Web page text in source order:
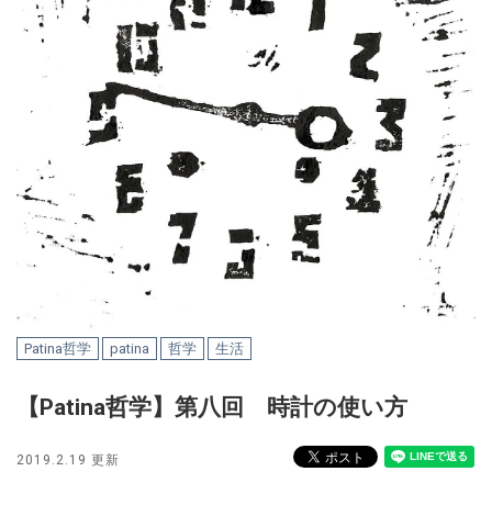
Patina哲学 patina 哲学 生活
【Patina哲学】第八回 時計の使い方
2019.2.19 更新